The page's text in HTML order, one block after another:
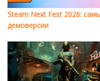
Steam Next Fest 2026:
демоверсии